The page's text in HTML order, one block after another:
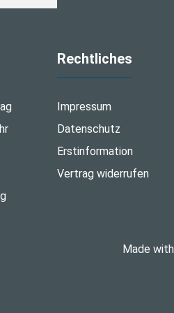
Rechtliches
Impressum
Datenschutz
Erstinformation
Vertrag widerrufen
Made with